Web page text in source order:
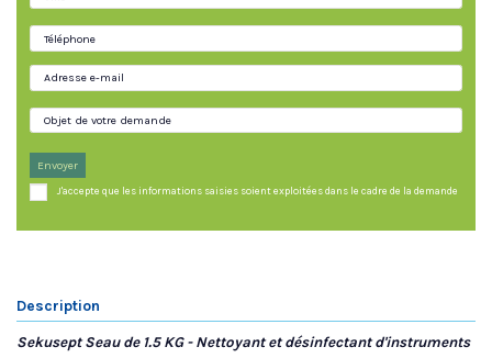
Envoyer
J'accepte que les informations saisies soient exploitées dans le cadre de la demande
Description
Sekusept Seau de 1.5 KG - Nettoyant et désinfectant d'instruments